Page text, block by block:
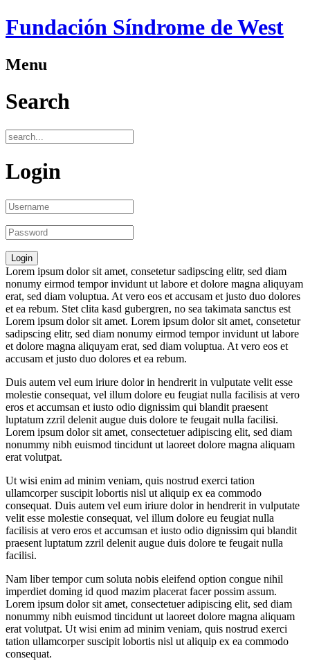
Fundación Síndrome de West
Menu
Search
Login
Lorem ipsum dolor sit amet, consetetur sadipscing elitr, sed diam
nonumy eirmod tempor invidunt ut labore et dolore magna aliquyam
erat, sed diam voluptua. At vero eos et accusam et justo duo dolores
et ea rebum. Stet clita kasd gubergren, no sea takimata sanctus est
Lorem ipsum dolor sit amet. Lorem ipsum dolor sit amet, consetetur
sadipscing elitr, sed diam nonumy eirmod tempor invidunt ut labore
et dolore magna aliquyam erat, sed diam voluptua. At vero eos et
accusam et justo duo dolores et ea rebum.
Duis autem vel eum iriure dolor in hendrerit in vulputate velit esse
molestie consequat, vel illum dolore eu feugiat nulla facilisis at vero
eros et accumsan et iusto odio dignissim qui blandit praesent
luptatum zzril delenit augue duis dolore te feugait nulla facilisi.
Lorem ipsum dolor sit amet, consectetuer adipiscing elit, sed diam
nonummy nibh euismod tincidunt ut laoreet dolore magna aliquam
erat volutpat.
Ut wisi enim ad minim veniam, quis nostrud exerci tation
ullamcorper suscipit lobortis nisl ut aliquip ex ea commodo
consequat. Duis autem vel eum iriure dolor in hendrerit in vulputate
velit esse molestie consequat, vel illum dolore eu feugiat nulla
facilisis at vero eros et accumsan et iusto odio dignissim qui blandit
praesent luptatum zzril delenit augue duis dolore te feugait nulla
facilisi.
Nam liber tempor cum soluta nobis eleifend option congue nihil
imperdiet doming id quod mazim placerat facer possim assum.
Lorem ipsum dolor sit amet, consectetuer adipiscing elit, sed diam
nonummy nibh euismod tincidunt ut laoreet dolore magna aliquam
erat volutpat. Ut wisi enim ad minim veniam, quis nostrud exerci
tation ullamcorper suscipit lobortis nisl ut aliquip ex ea commodo
consequat.